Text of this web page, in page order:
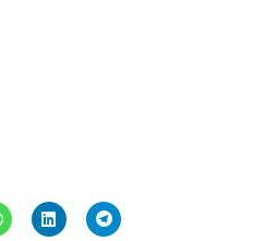
Cliquez
pour
Cliquez
pour
Cliquez
pour